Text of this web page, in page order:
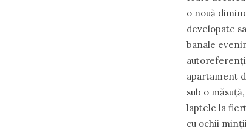
o nouă
developate
banale
apartament
sub o
laptele la
cu ochii